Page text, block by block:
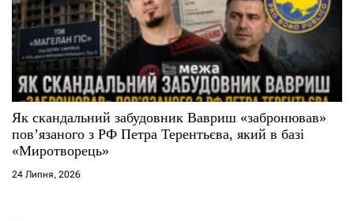
Як скандальний забудовник Вавриш «забронював»
повʼязаного з РФ Петра Терентьєва, який в базі
«Миротворець»
24 Липня, 2026